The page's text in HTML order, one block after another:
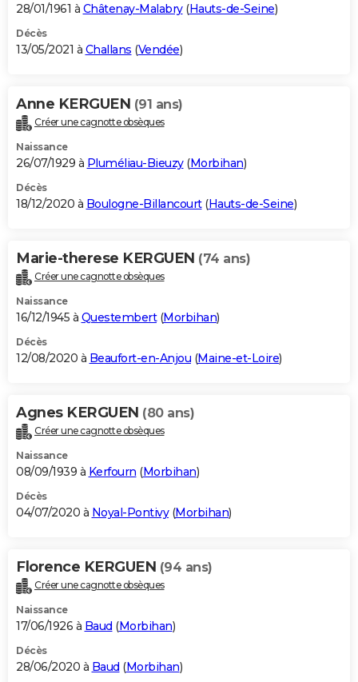
28/01/1961 à Châtenay-Malabry(Hauts-de-Seine)
Décès
13/05/2021 à Challans (Vendée)
Anne KERGUEN (91 ans)
Créer une cagnotte obsèques
Naissance
26/07/1929 à Pluméliau-Bieuzy(Morbihan)
Décès
18/12/2020 à Boulogne-Billancourt(Hauts-de-Seine)
Marie-therese KERGUEN (74 ans)
Créer une cagnotte obsèques
Naissance
16/12/1945 à Questembert(Morbihan)
Décès
12/08/2020 à Beaufort-en-Anjou (Maine-et-Loire)
Agnes KERGUEN (80 ans)
Créer une cagnotte obsèques
Naissance
08/09/1939 à Kerfourn (Morbihan)
Décès
04/07/2020 à Noyal-Pontivy(Morbihan)
Florence KERGUEN (94 ans)
Créer une cagnotte obsèques
Naissance
17/06/1926 à Baud (Morbihan)
Décès
28/06/2020 à Baud (Morbihan)